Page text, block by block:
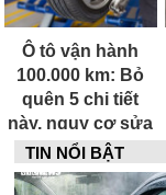
Ô tô vận hành
100.000 km: Bỏ
quên 5 chi tiết
này, nguy cơ sửa
chữa rất tốn kém
TIN NỔI BẬT